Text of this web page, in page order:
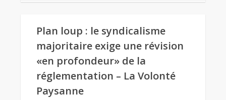
Plan loup : le syndicalisme
majoritaire exige une révision
«en profondeur» de la
réglementation – La Volonté
Paysanne